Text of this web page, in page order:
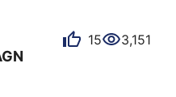
comprendre ce qui
comme cool,
ou robuste et chacun
sa C-1000 FAGN
15 3,151